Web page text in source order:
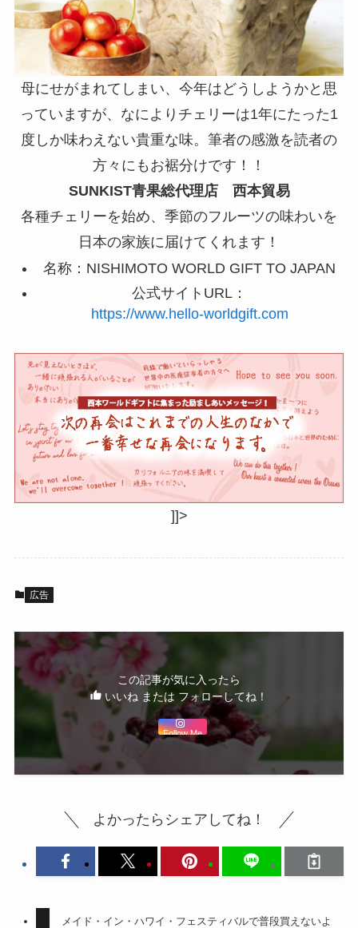
母にせがまれてしまい、今年はどうしようかと思
っていますが、なによりチェリーは1年にたった1
度しか味わえない貴重な味。筆者の感激を読者の
方々にもお裾分けです！！
SUNKIST青果総代理店 西本貿易
各種チェリーを始め、季節のフルーツの味わいを
日本の家族に届けてくれます！
名称：NISHIMOTO WORLD GIFT TO JAPAN
公式サイトURL：
https://www.hello-worldgift.com
]]>
広告
この記事が気に入ったら
いいね または フォローしてね！
Follow Me
よかったらシェアしてね！
メイド・イン・ハワイ・フェスティバルで普段買えないよ